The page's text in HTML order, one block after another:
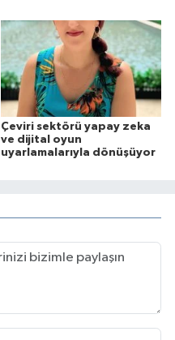
Çeviri sektörü yapay zeka
ve dijital oyun
uyarlamalarıyla dönüşüyor